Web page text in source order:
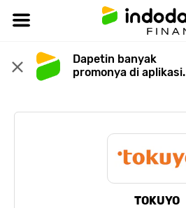
Dapetin banyak
promonya di aplikasi.
TOKUYO